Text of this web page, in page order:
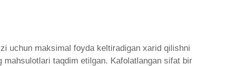
uchun maksimal foyda keltiradigan xarid qilishni
taqdim etilgan. Kafolatlangan sifat bir